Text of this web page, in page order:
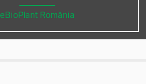
eBioPlant România